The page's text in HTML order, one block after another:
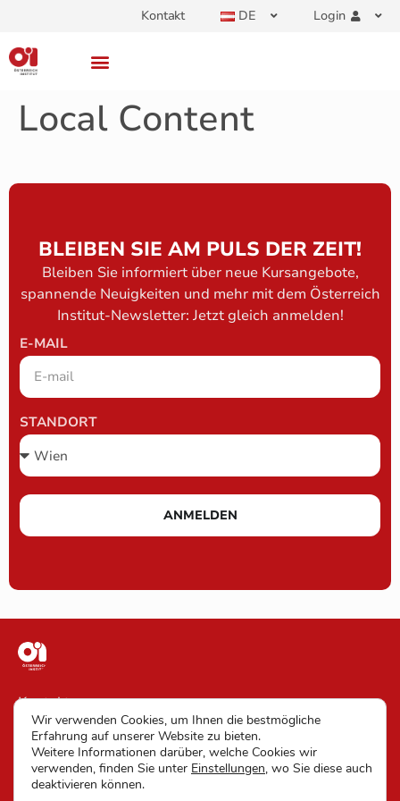
Kontakt DE Login
Local Content
BLEIBEN SIE AM PULS DER ZEIT!
Bleiben Sie informiert über neue Kursangebote,
spannende Neuigkeiten und mehr mit dem Österreich
Institut-Newsletter: Jetzt gleich anmelden!
E-MAIL
STANDORT
ANMELDEN
Kontakt
Impressum
AGB
Wir verwenden Cookies, um Ihnen die bestmögliche
Erfahrung auf unserer Website zu bieten.
Weitere Informationen darüber, welche Cookies wir
verwenden, finden Sie unter Einstellungen, wo Sie diese auch
deaktivieren können.